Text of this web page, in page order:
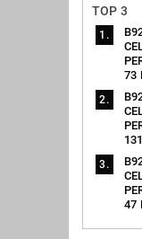
TOP 3
73
47